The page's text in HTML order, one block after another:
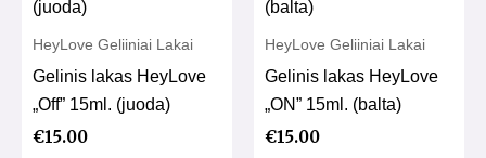
HeyLove Geliiniai Lakai
Gelinis lakas HeyLove
„Off” 15ml. (juoda)
€15.00
HeyLove Geliiniai Lakai
Gelinis lakas HeyLove
„ON” 15ml. (balta)
€15.00